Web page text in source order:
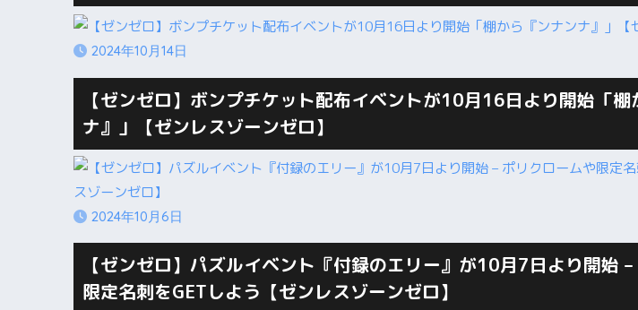
2024年10月14日
【ゼンゼロ】ボンプチケット配布イベントが10月16日より開始「棚
ナ』」【ゼンレスゾーンゼロ】
2024年10月6日
【ゼンゼロ】パズルイベント『付録のエリー』が10月7日より開始
限定名刺をGETしよう【ゼンレスゾーンゼロ】